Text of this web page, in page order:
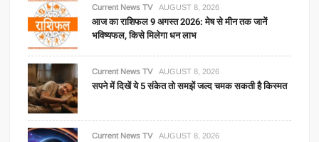
Current News TV AUGUST 8, 2026
आज का राशिफल 9 अगस्त 2026: मेष से मीन तक जानें
भविष्यफल, किसे मिलेगा धन लाभ
Current News TV AUGUST 8, 2026
सपने में दिखें ये 5 संकेत तो समझें जल्द चमक सकती है किस्मत
Current News TV AUGUST 8, 2026